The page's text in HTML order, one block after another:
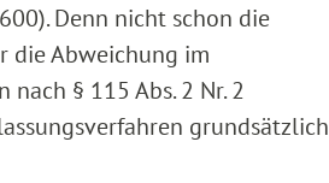
Denn nicht schon die
die Abweichung im
§ 115 Abs. 2 Nr. 2
grundsätzlich